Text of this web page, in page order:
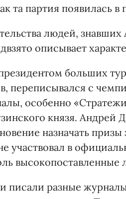
та партия появилась в
людей,
описывает
больших
переписывался с
особенно
князя. Андрей
назначать призы
участвовал в
высокопоставленные
писали разные